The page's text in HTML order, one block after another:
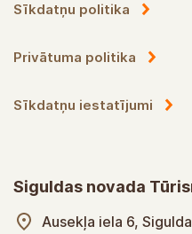
Sīkdatņu politika
Privātuma politika
Sīkdatņu iestatījumi
Siguldas novada
Ausekļa iela 6, Sigulda